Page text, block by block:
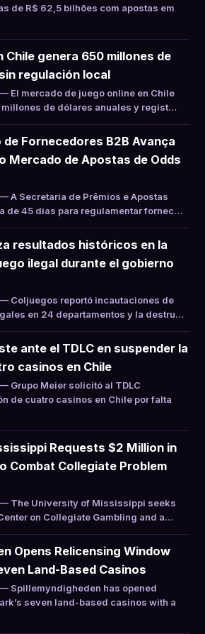
de R$ 62,5 bilhões com apostas em
Chile genera 650 millones de
regulación local
El mercado de juego online en Chile
de dólares anuales y regist…
Fornecedores B2B Avança
Mercado de Apostas de Odds
A Secretaria de Prêmios e Apostas
de 45 dias para regulamentar fornec…
resultados históricos en la
ilegal durante el gobierno
Coljuegos reportó incautaciones de
en 24 departamentos y la destru…
ante el TDLC en suspender la
casinos en Chile
Grupo Meier solicitó al TDLC
de cuatro casinos en Chile por falta
Requests $2 Million in
Combat Collegiate Problem
The University of Mississippi seeks
on Collegiate Gambling and a…
Opens Relicensing Window
Land-Based Casinos
Spillemyndigheden has opened
seven land-based casinos with a